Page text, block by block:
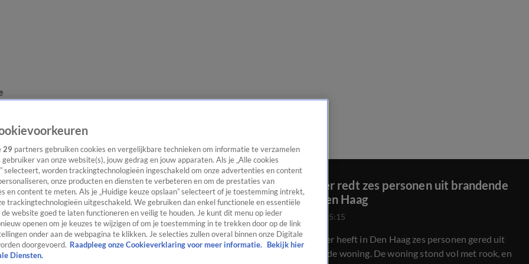
Brandweer redt zes personen uit brandende
woning Den Haag
24 juli 2020, 15:15
De brandweer heeft in Den Haag zes personen gered uit
een brandende woning. De woning stond vol met rook, en
29 partners gebruiken cookies en vergelijkbare technieken om informatie te verzamelen
gebruiker van onze website(s), jouw gedrag en jouw apparaten. Als je „Alle cookies
selecteert, worden trackingtechnologieën ingeschakeld om onze advertenties en content
onze producten en diensten te verbeteren en om de prestaties van
en content te meten. Als je „Huidige keuze opslaan” selecteert of je toestemming intrekt,
trackingtechnologieën uitgeschakeld. We gebruiken dan enkel functionele en essentiële
de website goed te laten functioneren en veilig te houden. Je kunt dit menu op ieder
openen om je keuzes te wijzigen of om je toestemming in te trekken door op de link
onder aan de webpagina te klikken. Je selecties zullen overal binnen onze Digitale
doorgevoerd. Raadpleeg onze Cookieverklaring voor meer informatie.
Bekijk hier
Diensten.